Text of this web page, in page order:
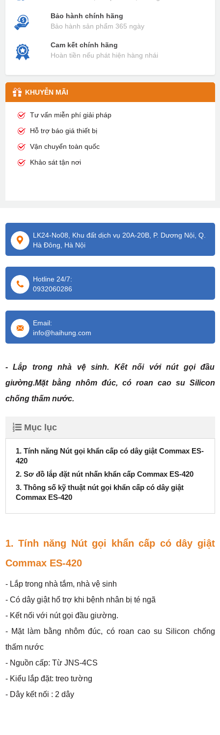
Bảo hành chính hãng
Bảo hành sản phẩm 365 ngày
Cam kết chính hãng
Hoàn tiền nếu phát hiện hàng nhái
KHUYỄN MÃI
Tư vấn miễn phí giải pháp
Hỗ trợ báo giá thiết bị
Vận chuyển toàn quốc
Khảo sát tận nơi
LK24-No08, Khu đất dịch vụ 20A-20B, P. Dương Nội, Q.
Hà Đông, Hà Nội
Hotline 24/7:
0932060286
Email:
info@haihung.com
- Lắp trong nhà vệ sinh. Kết nối với nút gọi đầu
giường.Mặt bằng nhôm đúc, có roan cao su Silicon
chống thấm nước.
Mục lục
1. Tính năng Nút gọi khẩn cấp có dây giật Commax ES-
420
2. Sơ đồ lắp đặt nút nhấn khẩn cấp Commax ES-420
3. Thông số kỹ thuật nút gọi khẩn cấp có dây giật
Commax ES-420
1. Tính năng Nút gọi khẩn cấp có dây giật
Commax ES-420
- Lắp trong nhà tắm, nhà vệ sinh
- Có dây giật hổ trợ khi bệnh nhân bị té ngã
- Kết nối với nút gọi đầu giường.
- Mặt làm bằng nhôm đúc, có roan cao su Silicon chống
thấm nước
- Nguồn cấp: Từ JNS-4CS
- Kiểu lắp đặt: treo tường
- Dây kết nối : 2 dây